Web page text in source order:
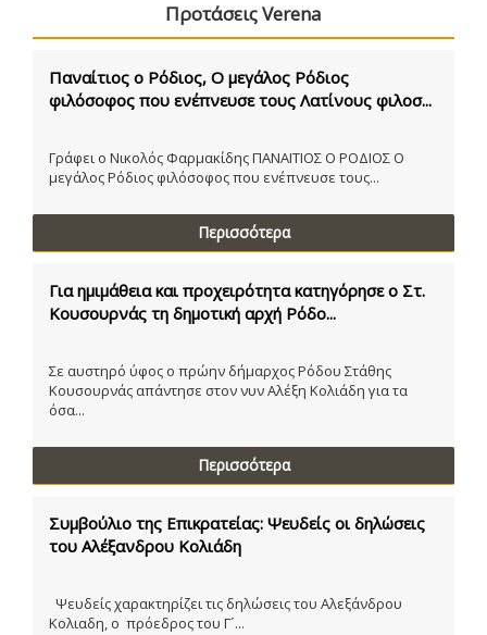
Προτάσεις Verena
Παναίτιος ο Ρόδιος, Ο μεγάλος Ρόδιος
φιλόσοφος που ενέπνευσε τους Λατίνους φιλοσ...
Γράφει ο Νικολός Φαρμακίδης ΠΑΝΑΙΤΙΟΣ Ο ΡΟΔΙΟΣ Ο
μεγάλος Ρόδιος φιλόσοφος που ενέπνευσε τους...
Περισσότερα
Για ημιμάθεια και προχειρότητα κατηγόρησε ο Στ.
Κουσουρνάς τη δημοτική αρχή Ρόδο...
Σε αυστηρό ύφος ο πρώην δήμαρχος Ρόδου Στάθης
Κουσουρνάς απάντησε στον νυν Αλέξη Κολιάδη για τα
όσα...
Περισσότερα
Συμβούλιο της Επικρατείας: Ψευδείς οι δηλώσεις
του Αλέξανδρου Κολιάδη
Ψευδείς χαρακτηρίζει τις δηλώσεις του Αλεξάνδρου
Κολιαδη, ο πρόεδρος του Γ´...